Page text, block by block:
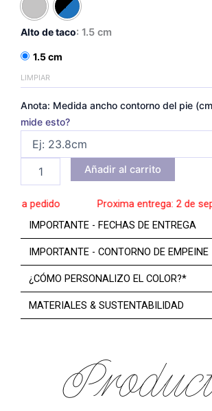
Alto de taco: 1.5 cm
1.5 cm
LIMPIAR
Anota: Medida ancho contorno del pie
mide esto?
Añadir al carrito
a pedido______ Proxima entrega: 2 de
IMPORTANTE - FECHAS DE ENTREGA
IMPORTANTE - CONTORNO DE EMPEINE
¿CÓMO PERSONALIZO EL COLOR?*
MATERIALES & SUSTENTABILIDAD